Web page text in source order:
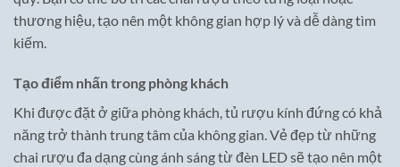
thương hiệu, tạo nên một không gian hợp lý và dễ dàng tìm
kiếm.
Tạo điểm nhấn trong phòng khách
Khi được đặt ở giữa phòng khách, tủ rượu kính đứng có khả
năng trở thành trung tâm của không gian. Vẻ đẹp từ những
chai rượu đa dạng cùng ánh sáng từ đèn LED sẽ tạo nên một